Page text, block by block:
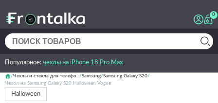
0
Популярное: чехлы на iPhone 18 Pro Max
Чехлы и стекла для телефо... Samsung Samsung Galaxy S20
Чехол на Samsung Galaxy S20 Halloween Vogue
Halloween